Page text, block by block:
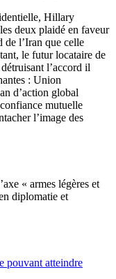
Hillary
deux plaidé en faveur
de l’Iran que celle
le futur locataire de
l’accord il
: Union
d’action global
mutuelle
l’image des
« armes légères et
diplomatie et
pouvant atteindre